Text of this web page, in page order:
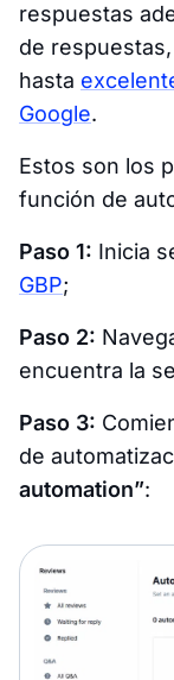
respuestas
de
hasta
Google.
Estos son los
función de
Paso 1: Inicia
GBP;
Paso 2:
encuentra la
Paso 3:
de
automation”: